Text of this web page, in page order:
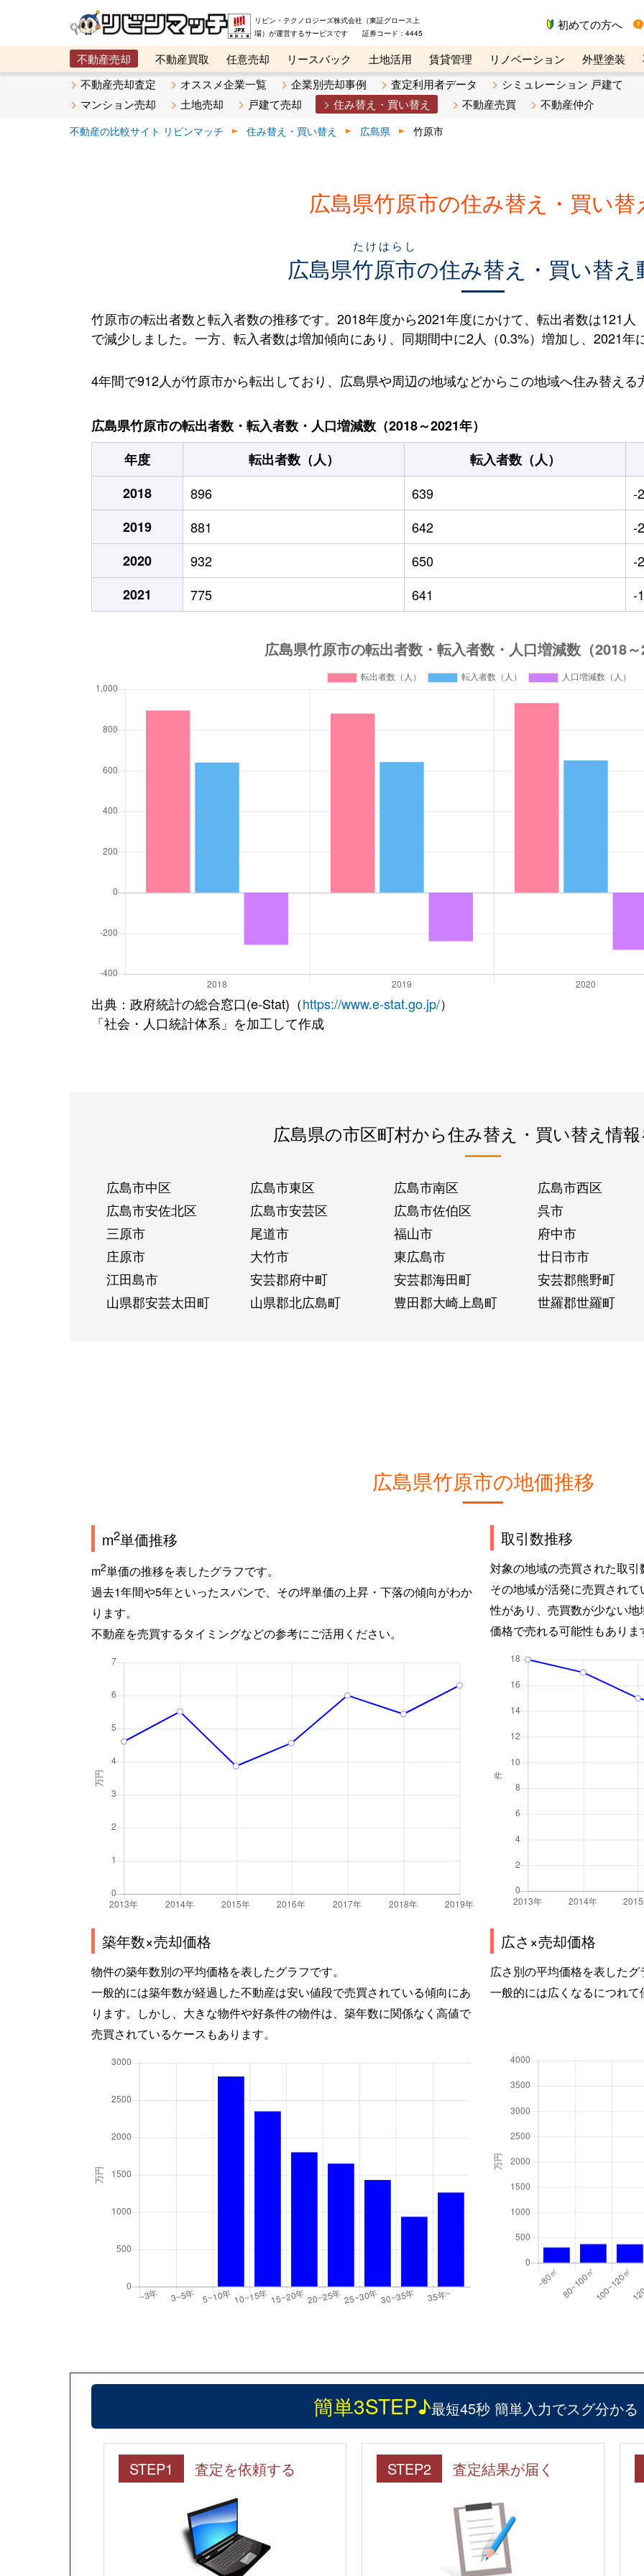
リビン・テクノロジーズ株式会社（東証グロース上
場）が運営するサービスです 証券コード：4445
初めての方へ
不動産売却 不動産買取 任意売却 リースバック 土地活用 賃貸管理 リノベーション 外壁塗装
メタ住宅展示場
ベスト不動産カンパニー オンライン講座 リビンマガジンBiz 不動産売却ご相談デスク
不動産売却査定 オススメ企業一覧 企業別売却事例 査定利用者データ
シミュレーション 戸建て
マンション売却
土地売却 戸建て売却 住み替え・買い替え 不動産売買 不動産仲介
不動産の比較サイト リビンマッチ 住み替え・買い替え 広島県 竹原市
広島県竹原市の住み替え・買い替
広島県竹原市
たけはらし
の住み替え・買い替え
竹原市の転出者数と転入者数の推移です。2018年度から2021年度にかけて、転出者数は121
で減少しました。一方、転入者数は増加傾向にあり、同期間中に2人（0.3%）増加し、2021年
4年間で912人が竹原市から転出しており、広島県や周辺の地域などからこの地域へ住み替え
広島県竹原市の転出者数・転入者数・人口増減数（2018～2021年）
年度
転出者数（人）
転入者数（人）
2018
896 639
-
2019
881 642
-
2020
932 650
-
2021
775 641 -
出典：政府統計の総合窓口(e-Stat)（https://www.e-stat.go.jp/）
「社会・人口統計体系」を加工して作成
広島県の市区町村から住み替え・買い替え情
広島市中区 広島市東区 広島市南区
広島市西区
広島市安佐北区
広島市安芸区 広島市佐伯区
呉市
三原市
尾道市 福山市
府中市
庄原市
大竹市 東広島市
廿日市市
江田島市
安芸郡府中町 安芸郡海田町
安芸郡熊野町
山県郡安芸太田町
山県郡北広島町 豊田郡大崎上島町 世羅郡世羅町
広島県竹原市の地価推移
m2単価推移
m2単価の推移を表したグラフです。
過去1年間や5年といったスパンで、その坪単価の上昇・下落の傾向がわか
ります。
不動産を売買するタイミングなどの参考にご活用ください。
取引数推移
対象の地域の売買された取
その地域が活発に売買され
性があり、売買数が少ない
価格で売れる可能性もありま
築年数×売却価格
物件の築年数別の平均価格を表したグラフです。
一般的には築年数が経過した不動産は安い値段で売買されている傾向にあ
ります。しかし、大きな物件や好条件の物件は、築年数に関係なく高値で
売買されているケースもあります。
広さ×売却価格
広さ別の平均価格を表した
一般的には広くなるにつれ
簡単3STEP♪最短45秒 簡単入力でスグ分かる
STEP1 査定を依頼する STEP2 査定結果が届く